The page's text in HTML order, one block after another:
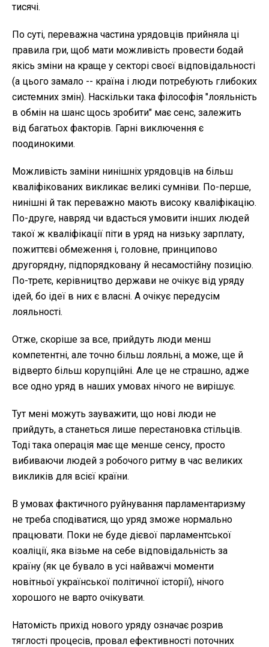
тисячі.
По суті, переважна частина урядовців прийняла ці
правила гри, щоб мати можливість провести бодай
якісь зміни на краще у секторі своєї відповідальності
(а цього замало -- країна і люди потребують глибоких
системних змін). Наскільки така філософія "лояльність
в обмін на шанс щось зробити" має сенс, залежить
від багатьох факторів. Гарні виключення є
поодинокими.
Можливість заміни нинішніх урядовців на більш
кваліфікованих викликає великі сумніви. По-перше,
нинішні й так переважно мають високу кваліфікацію.
По-друге, навряд чи вдасться умовити інших людей
такої ж кваліфікації піти в уряд на низьку зарплату,
пожиттєві обмеження і, головне, принципово
другорядну, підпорядковану й несамостійну позицію.
По-третє, керівництво держави не очікує від уряду
ідей, бо ідеї в них є власні. А очікує передусім
лояльності.
Отже, скоріше за все, прийдуть люди менш
компетентні, але точно більш лояльні, а може, ще й
відверто більш корупційні. Але це не страшно, адже
все одно уряд в наших умовах нічого не вирішує.
Тут мені можуть зауважити, що нові люди не
прийдуть, а станеться лише перестановка стільців.
Тоді така операція має ще менше сенсу, просто
вибиваючи людей з робочого ритму в час великих
викликів для всієї країни.
В умовах фактичного руйнування парламентаризму
не треба сподіватися, що уряд зможе нормально
працювати. Поки не буде дієвої парламентської
коаліції, яка візьме на себе відповідальність за
країну (як це бувало в усі найважчі моменти
новітньої української політичної історії), нічого
хорошого не варто очікувати.
Натомість прихід нового уряду означає розрив
тяглості процесів, провал ефективності поточних